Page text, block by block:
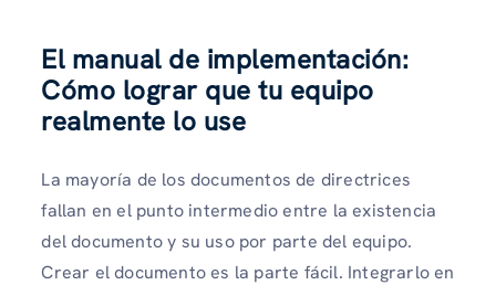
El manual de implementación:
Cómo lograr que tu equipo
realmente lo use
La mayoría de los documentos de directrices
fallan en el punto intermedio entre la existencia
del documento y su uso por parte del equipo.
Crear el documento es la parte fácil. Integrarlo en